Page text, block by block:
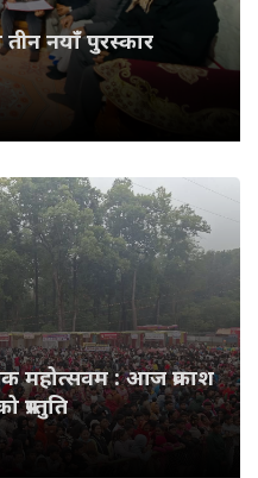
तीन नयाँ पुरस्कार
महोत्सवम : आज प्रकाश